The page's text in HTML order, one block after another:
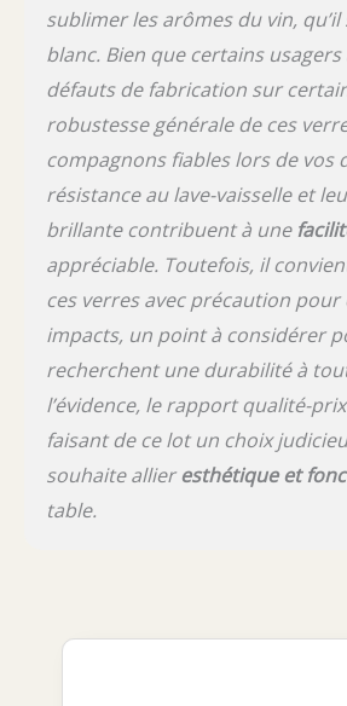
sublimer les arômes du vin,
blanc. Bien que certains
défauts de fabrication sur
robustesse générale de ces
compagnons fiables lors de vos
résistance au lave-vaisselle et
brillante contribuent à une
appréciable. Toutefois, il
ces verres avec précaution pour
impacts, un point à considérer
recherchent une durabilité à
l’évidence, le rapport qualité-
faisant de ce lot un choix
souhaite allieresthétique et
table.